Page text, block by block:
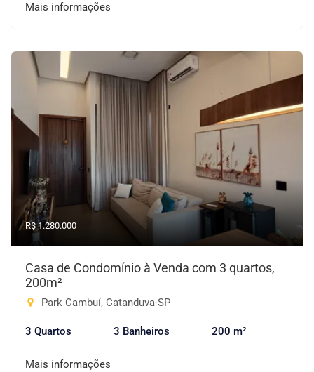
Mais informações
R$ 1.280.000
Casa de Condomínio à Venda com 3 quartos,
200m²
Park Cambuí, Catanduva-SP
3 Quartos 3 Banheiros 200 m²
Mais informações